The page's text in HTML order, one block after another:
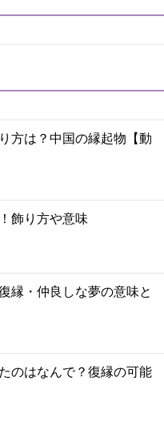
方は？中国の縁起物【動
飾り方や意味
縁・仲良しな夢の意味と
のはなんで？復縁の可能